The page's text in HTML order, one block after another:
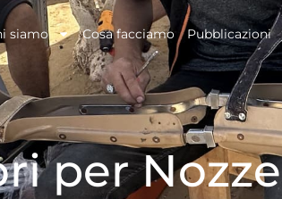
siamo Cosa facciamo Pubblicazioni
per Nozze